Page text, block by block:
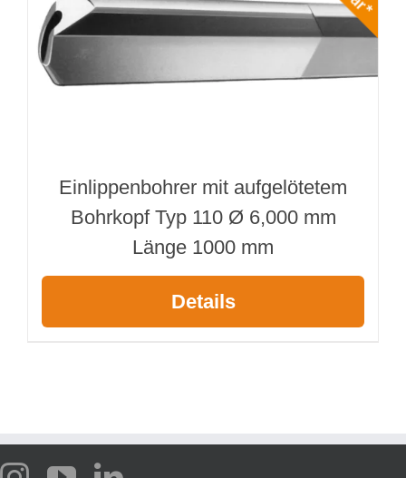
Einlippenbohrer mit aufgelötetem
Bohrkopf Typ 110 Ø 6,000 mm
Länge 1000 mm
Details